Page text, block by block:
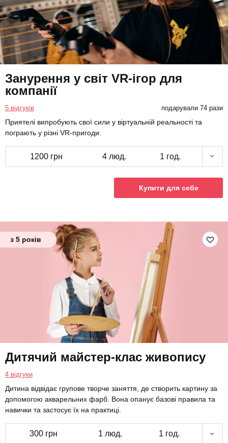
Занурення у світ VR-ігор для
компанії
5 відгуків подарували 74 рази
Приятелі випробують свої сили у віртуальній реальності та
пограють у різні VR-пригоди.
1200 грн 4 люд. 1 год.
Купити для себе
з 5 років
Дитячий майстер-клас живопису
4 відгуки
Дитина відвідає групове творче заняття, де створить картину за
допомогою акварельних фарб. Вона опанує базові правила та
навички та застосує їх на практиці.
300 грн 1 люд. 1 год.